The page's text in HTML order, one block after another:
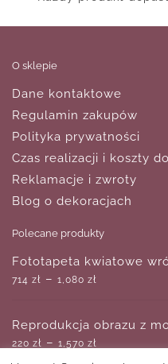
O sklepie
Dane kontaktowe
Regulamin zakupów
Polityka prywatności
Czas realizacji i koszty
Reklamacje i zwroty
Blog o dekoracjach
Polecane produkty
Fototapeta kwiatowe
714 zł – 1,080 zł
Reprodukcja obrazu z
220 zł – 1,570 zł